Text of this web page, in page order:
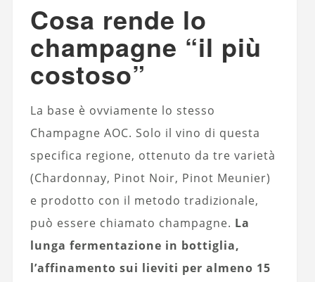
Cosa rende lo
champagne “il più
costoso”
La base è ovviamente lo stesso
Champagne AOC. Solo il vino di questa
specifica regione, ottenuto da tre varietà
(Chardonnay, Pinot Noir, Pinot Meunier)
e prodotto con il metodo tradizionale,
può essere chiamato champagne. La
lunga fermentazione in bottiglia,
l’affinamento sui lieviti per almeno 15